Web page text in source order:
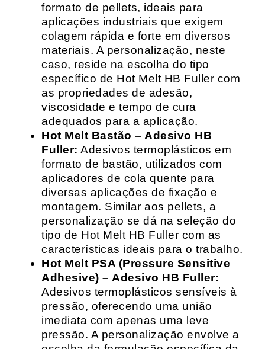
formato de pellets, ideais para
aplicações industriais que exigem
colagem rápida e forte em diversos
materiais. A personalização, neste
caso, reside na escolha do tipo
específico de Hot Melt HB Fuller com
as propriedades de adesão,
viscosidade e tempo de cura
adequados para a aplicação.
Hot Melt Bastão – Adesivo HB
Fuller: Adesivos termoplásticos em
formato de bastão, utilizados com
aplicadores de cola quente para
diversas aplicações de fixação e
montagem. Similar aos pellets, a
personalização se dá na seleção do
tipo de Hot Melt HB Fuller com as
características ideais para o trabalho.
Hot Melt PSA (Pressure Sensitive
Adhesive) – Adesivo HB Fuller:
Adesivos termoplásticos sensíveis à
pressão, oferecendo uma união
imediata com apenas uma leve
pressão. A personalização envolve a